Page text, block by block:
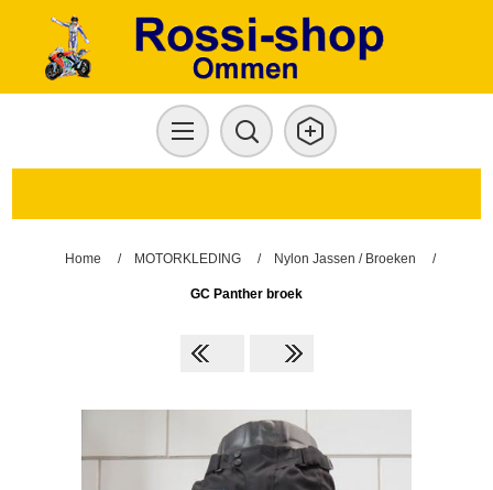
Home / MOTORKLEDING / Nylon Jassen / Broeken /
GC Panther broek